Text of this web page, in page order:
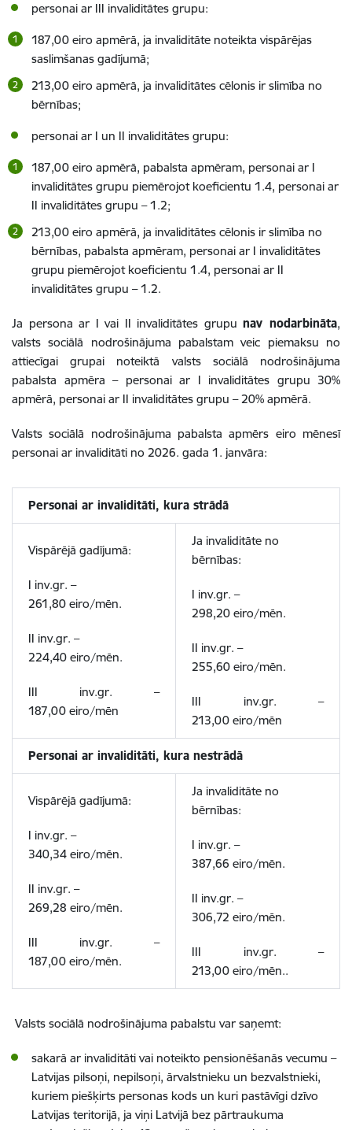
personai ar III invaliditātes grupu:
187,00 eiro apmērā, ja invaliditāte noteikta vispārējas
saslimšanas gadījumā;
213,00 eiro apmērā, ja invaliditātes cēlonis ir slimība no
bērnības;
personai ar I un II invaliditātes grupu:
187,00 eiro apmērā, pabalsta apmēram, personai ar I
invaliditātes grupu piemērojot koeficientu 1.4, personai ar
II invaliditātes grupu –1.2;
213,00 eiro apmērā, ja invaliditātes cēlonis ir slimība no
bērnības, pabalsta apmēram, personai ar I invaliditātes
grupu piemērojot koeficientu 1.4, personai ar II
invaliditātes grupu –1.2.
Ja persona ar I vai II invaliditātes grupunav nodarbināta,
valsts sociālā nodrošinājuma pabalstam veic piemaksu no
attiecīgai grupai noteiktā valsts sociālā nodrošinājuma
pabalsta apmēra – personai ar I invaliditātes grupu 30%
apmērā, personai ar II invaliditātes grupu – 20% apmērā.
Valsts sociālā nodrošinājuma pabalsta apmērs eiro mēnesī
personai ar invaliditāti no 2026. gada 1. janvāra:
Personai ar invaliditāti, kura strādā
Vispārējā gadījumā:
I inv.gr. –
261,80 eiro/mēn.
II inv.gr. –
224,40 eiro/mēn.
III inv.gr. –
187,00 eiro/mēn
Ja invaliditāte no
bērnības:
I inv.gr. –
298,20 eiro/mēn.
II inv.gr. –
255,60 eiro/mēn.
III inv.gr. –
213,00 eiro/mēn
Personai ar invaliditāti, kura nestrādā
Vispārējā gadījumā:
I inv.gr. –
340,34 eiro/mēn.
II inv.gr. –
269,28 eiro/mēn.
III inv.gr. –
187,00 eiro/mēn.
Ja invaliditāte no
bērnības:
I inv.gr. –
387,66 eiro/mēn.
II inv.gr. –
306,72 eiro/mēn.
III inv.gr. –
213,00 eiro/mēn..
Valsts sociālā nodrošinājuma pabalstu var saņemt:
sakarā ar invaliditāti vai noteikto pensionēšanās vecumu –
Latvijas pilsoņi, nepilsoņi, ārvalstnieku un bezvalstnieki,
kuriem piešķirts personas kods un kuri pastāvīgi dzīvo
Latvijas teritorijā, ja viņi Latvijā bez pārtraukuma